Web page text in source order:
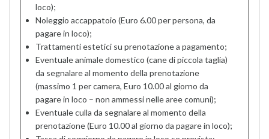
loco);
Noleggio accappatoio (Euro 6.00 per persona, da
pagare in loco);
Trattamenti estetici su prenotazione a pagamento;
Eventuale animale domestico (cane di piccola taglia)
da segnalare al momento della prenotazione
(massimo 1 per camera, Euro 10.00 al giorno da
pagare in loco – non ammessi nelle aree comuni);
Eventuale culla da segnalare al momento della
prenotazione (Euro 10.00 al giorno da pagare in loco);